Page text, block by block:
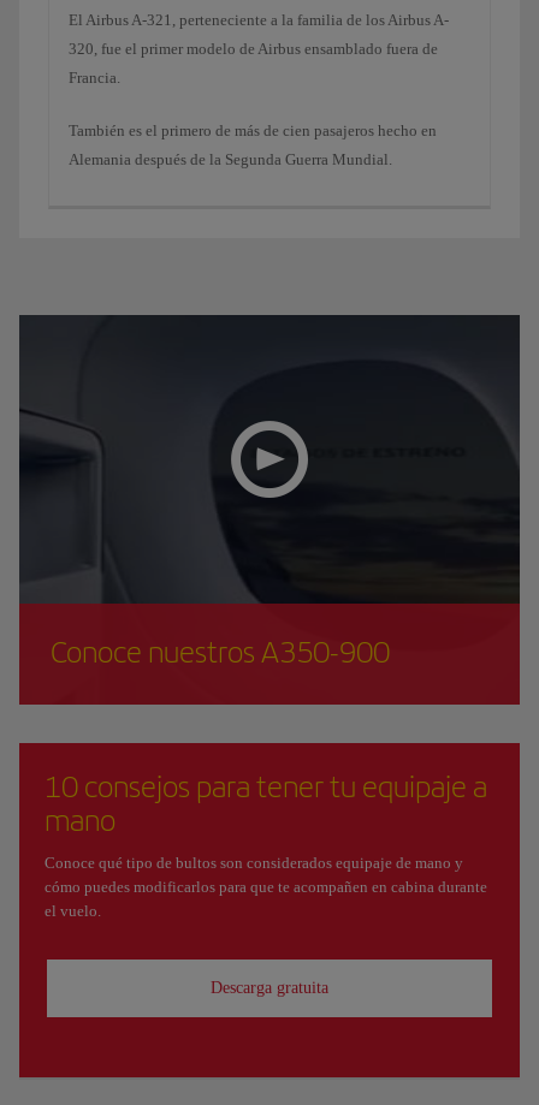
El Airbus A-321, perteneciente a la familia de los Airbus A-
320, fue el primer modelo de Airbus ensamblado fuera de
Francia.
También es el primero de más de cien pasajeros hecho en
Alemania después de la Segunda Guerra Mundial.
Conoce nuestros A350-900
10 consejos para tener tu equipaje a
mano
Conoce qué tipo de bultos son considerados equipaje de mano y
cómo puedes modificarlos para que te acompañen en cabina durante
el vuelo.
Descarga gratuita